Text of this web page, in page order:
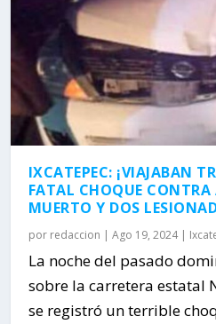
IXCATEPEC: ¡VIAJABAN
FATAL CHOQUE
MUERTO Y DOS
por redaccion | Ago 19, 2024|
La noche del pasado
sobre la carretera estatal
se registró un terrible